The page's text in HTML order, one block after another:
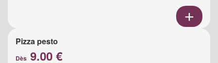
Pizza pesto
Dès 9.00 €